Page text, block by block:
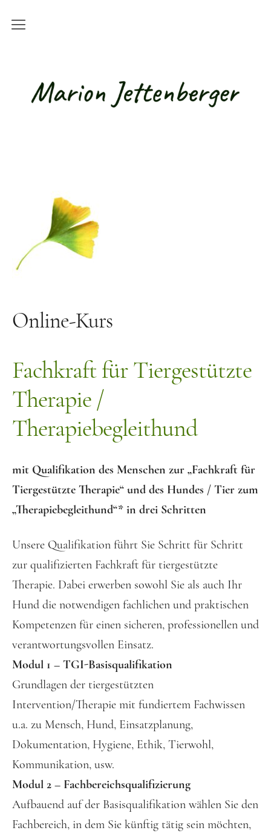
Alle Kurse
Hundetherapie / Tiergestützte
Intervention
Bücher und Material
Kostenlose Audios
Kontakt
Online-Kurs
Fachkraft für Tiergestützte
Therapie /
Therapiebegleithund
mit Qualifikation des Menschen zur „Fachkraft für
Tiergestützte Therapie“ und des Hundes / Tier zum
„Therapiebegleithund“* in drei Schritten
Unsere Qualifikation führt Sie Schritt für Schritt
zur qualifizierten Fachkraft für tiergestützte
Therapie. Dabei erwerben sowohl Sie als auch Ihr
Hund die notwendigen fachlichen und praktischen
Kompetenzen für einen sicheren, professionellen und
verantwortungsvollen Einsatz.
Modul 1 – TGI-Basisqualifikation
Grundlagen der tiergestützten
Intervention/Therapie mit fundiertem Fachwissen
u.a. zu Mensch, Hund, Einsatzplanung,
Dokumentation, Hygiene, Ethik, Tierwohl,
Kommunikation, usw.
Modul 2 – Fachbereichsqualifizierung
Aufbauend auf der Basisqualifikation wählen Sie den
Fachbereich, in dem Sie künftig tätig sein möchten,